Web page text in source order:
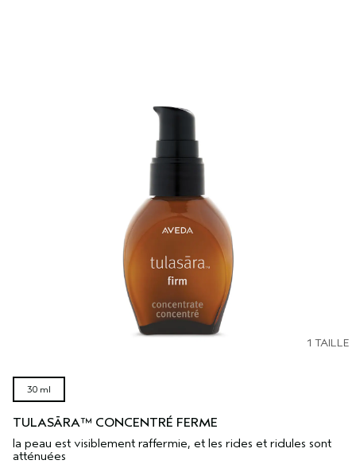
1 TAILLE
30 ml
TULASĀRA™ CONCENTRÉ FERME
la peau est visiblement raffermie, et les rides et ridules sont
atténuées